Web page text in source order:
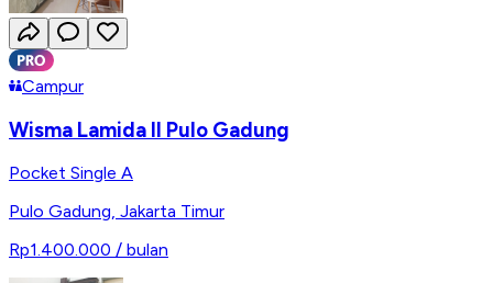
Campur
Wisma Lamida II Pulo Gadung
Pocket Single A
Pulo Gadung, Jakarta Timur
Rp1.400.000 / bulan